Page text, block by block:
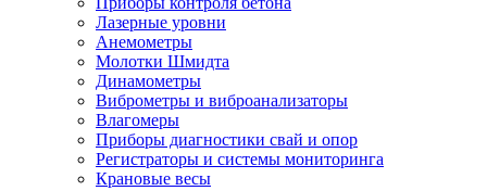
Лазерные уровни
Анемометры
Молотки Шмидта
Динамометры
Виброметры и виброанализаторы
Влагомеры
Приборы диагностики свай и опор
Регистраторы и системы мониторинга
Крановые весы